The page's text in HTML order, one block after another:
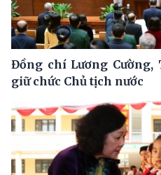
Đồng chí Lương
giữ chức Chủ tịch nước